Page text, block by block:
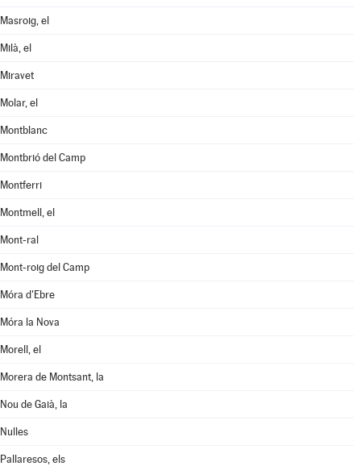
Masroig, el
Milà, el
Miravet
Molar, el
Montblanc
Montbrió del Camp
Montferri
Montmell, el
Mont-ral
Mont-roig del Camp
Móra d'Ebre
Móra la Nova
Morell, el
Morera de Montsant, la
Nou de Gaià, la
Nulles
Pallaresos, els